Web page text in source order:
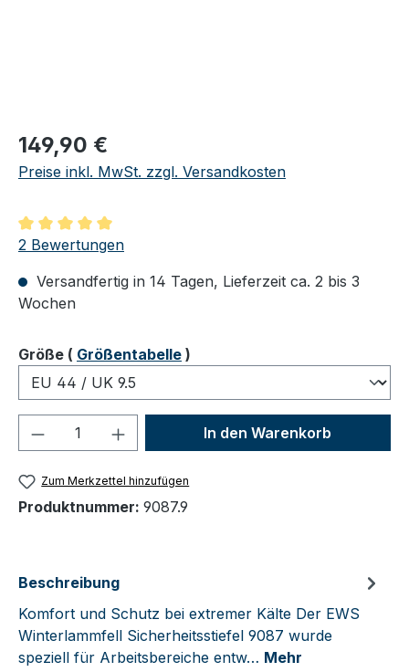
Regulärer Preis:
149,90 €
Preise inkl. MwSt. zzgl. Versandkosten
Durchschnittliche Bewertung von 5 von 5 Sternen
2 Bewertungen
Versandfertig in 14 Tagen, Lieferzeit ca. 2 bis 3
Wochen
Größeauswählen
( Größentabelle )
Produkt Anzahl: Gib denIn den Warenkorb
Zum Merkzettel hinzufügen
Produktnummer: 9087.9
Beschreibung
Komfort und Schutz bei extremer Kälte Der EWS
Winterlammfell Sicherheitsstiefel 9087 wurde
speziell für Arbeitsbereiche entw… Mehr